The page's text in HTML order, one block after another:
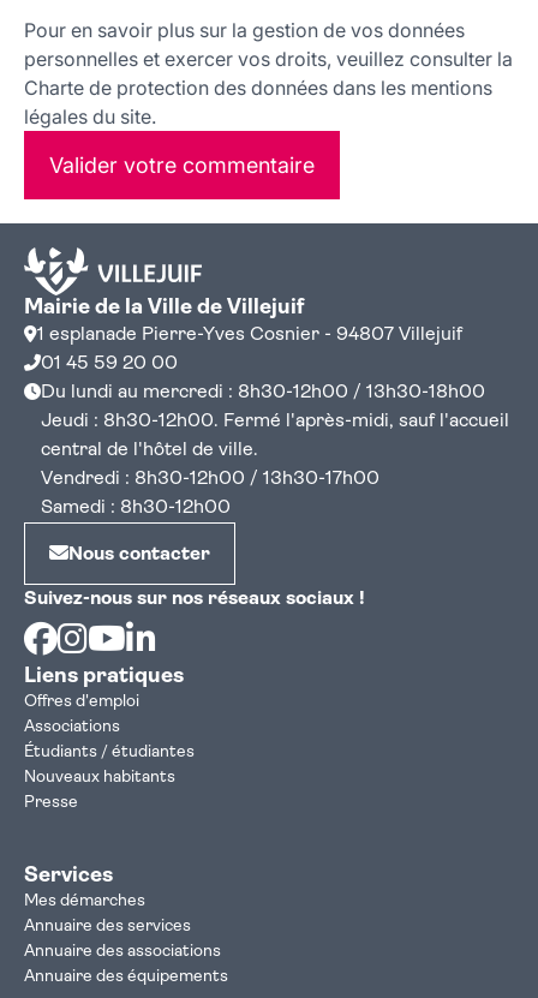
Pour en savoir plus sur la gestion de vos données
personnelles et exercer vos droits, veuillez consulter la
Charte de protection des données dans les mentions
légales du site.
Valider votre commentaire
Mairie de la Ville de Villejuif
1 esplanade Pierre-Yves Cosnier - 94807 Villejuif
01 45 59 20 00
Du lundi au mercredi : 8h30-12h00 / 13h30-18h00
Jeudi : 8h30-12h00. Fermé l'après-midi, sauf l'accueil
central de l'hôtel de ville.
Vendredi : 8h30-12h00 / 13h30-17h00
Samedi : 8h30-12h00
Nous contacter
Suivez-nous sur nos réseaux sociaux !
Facebook
Instagram
Youtube
Liens pratiques
Offres d'emploi
Associations
Étudiants / étudiantes
Nouveaux habitants
Presse
Services
Mes démarches
Annuaire des services
Annuaire des associations
Annuaire des équipements